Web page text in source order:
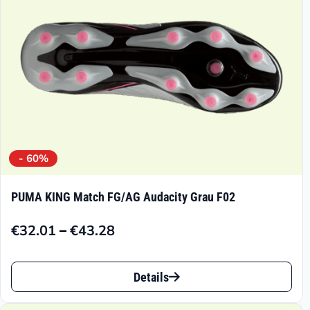
Produktseite
gewählt
werden
- 60%
PUMA KING Match FG/AG Audacity Grau F02
€32.01 –€43.28
Preisspanne:
€32.01
€43.28
Dieses
Produkt
Details